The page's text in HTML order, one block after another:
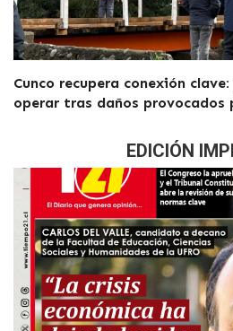
Cunco recupera conexión
operar tras daños provocados
EDICIÓN